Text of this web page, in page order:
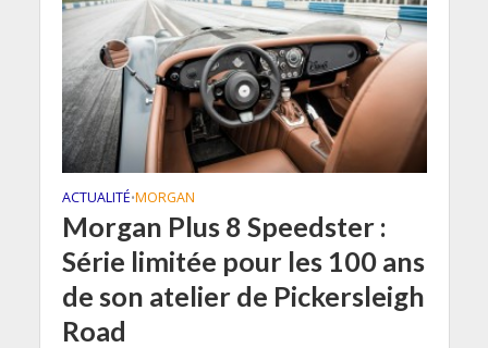
ACTUALITÉ•MORGAN
Morgan Plus 8 Speedster :
Série limitée pour les 100 ans
de son atelier de Pickersleigh
Road